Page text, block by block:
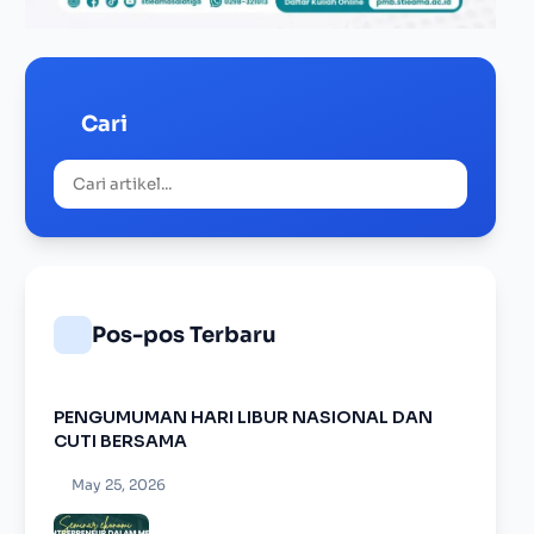
Cari
Pos-pos Terbaru
PENGUMUMAN HARI LIBUR NASIONAL DAN
CUTI BERSAMA
May 25, 2026